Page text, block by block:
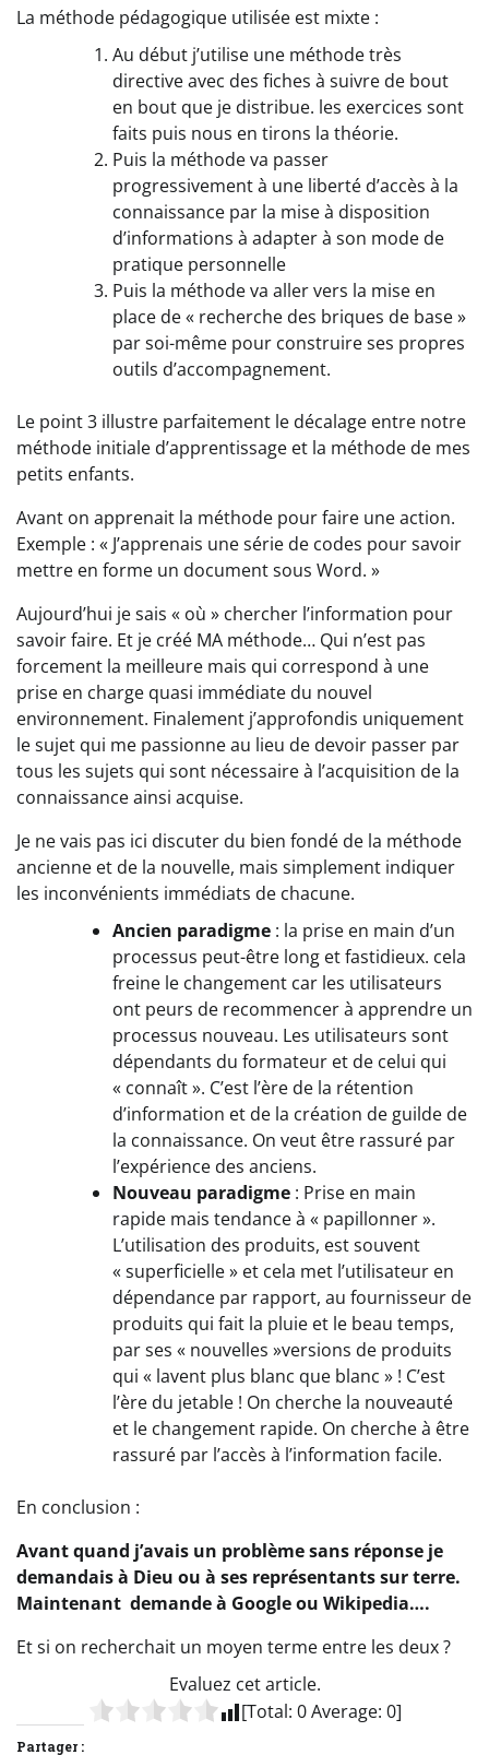
La méthode pédagogique utilisée est mixte :
Au début j’utilise une méthode très
directive avec des fiches à suivre de bout
en bout que je distribue. les exercices sont
faits puis nous en tirons la théorie.
Puis la méthode va passer
progressivement à une liberté d’accès à la
connaissance par la mise à disposition
d’informations à adapter à son mode de
pratique personnelle
Puis la méthode va aller vers la mise en
place de « recherche des briques de base »
par soi-même pour construire ses propres
outils d’accompagnement.
Le point 3 illustre parfaitement le décalage entre notre
méthode initiale d’apprentissage et la méthode de mes
petits enfants.
Avant on apprenait la méthode pour faire une action.
Exemple : « J’apprenais une série de codes pour savoir
mettre en forme un document sous Word. »
Aujourd’hui je sais « où » chercher l’information pour
savoir faire. Et je créé MA méthode… Qui n’est pas
forcement la meilleure mais qui correspond à une
prise en charge quasi immédiate du nouvel
environnement. Finalement j’approfondis uniquement
le sujet qui me passionne au lieu de devoir passer par
tous les sujets qui sont nécessaire à l’acquisition de la
connaissance ainsi acquise.
Je ne vais pas ici discuter du bien fondé de la méthode
ancienne et de la nouvelle, mais simplement indiquer
les inconvénients immédiats de chacune.
Ancien paradigme : la prise en main d’un
processus peut-être long et fastidieux. cela
freine le changement car les utilisateurs
ont peurs de recommencer à apprendre un
processus nouveau. Les utilisateurs sont
dépendants du formateur et de celui qui
« connaît ». C’est l’ère de la rétention
d’information et de la création de guilde de
la connaissance. On veut être rassuré par
l’expérience des anciens.
Nouveau paradigme : Prise en main
rapide mais tendance à « papillonner ».
L’utilisation des produits, est souvent
« superficielle » et cela met l’utilisateur en
dépendance par rapport, au fournisseur de
produits qui fait la pluie et le beau temps,
par ses « nouvelles »versions de produits
qui « lavent plus blanc que blanc » ! C’est
l’ère du jetable ! On cherche la nouveauté
et le changement rapide. On cherche à être
rassuré par l’accès à l’information facile.
En conclusion :
Avant quand j’avais un problème sans réponse je
demandais à Dieu ou à ses représentants sur terre.
Maintenant demande à Google ou Wikipedia….
Et si on recherchait un moyen terme entre les deux ?
Evaluez cet article.
[Total: 0Average: 0]
Partager :